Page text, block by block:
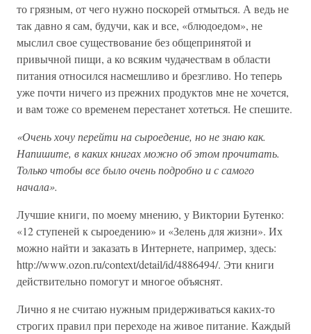
то грязным, от чего нужно поскорей отмыться. А ведь не
так давно я сам, будучи, как и все, «блюдоедом», не
мыслил свое существование без общепринятой и
привычной пищи, а ко всяким чудачествам в области
питания относился насмешливо и брезгливо. Но теперь
уже почти ничего из прежних продуктов мне не хочется,
и вам тоже со временем перестанет хотеться. Не спешите.
«Очень хочу перейти на сыроедение, но не знаю как.
Напишите, в каких книгах можно об этом прочитать.
Только чтобы все было очень подробно и с самого
начала».
Лучшие книги, по моему мнению, у Виктории Бутенко:
«12 ступеней к сыроедению» и «Зелень для жизни». Их
можно найти и заказать в Интернете, например, здесь:
http://www.ozon.ru/context/detail/id/4886494/. Эти книги
действительно помогут и многое объяснят.
Лично я не считаю нужным придерживаться каких-то
строгих правил при переходе на живое питание. Каждый